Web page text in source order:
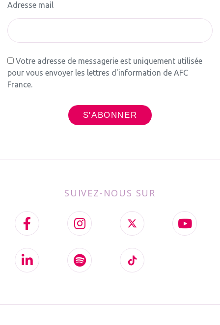
Adresse mail
Votre adresse de messagerie est uniquement utilisée
pour vous envoyer les lettres d'information de AFC
France.
SUIVEZ-NOUS SUR